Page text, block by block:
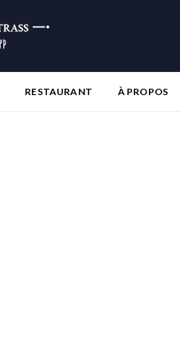
RESTAURANT À PROPOS